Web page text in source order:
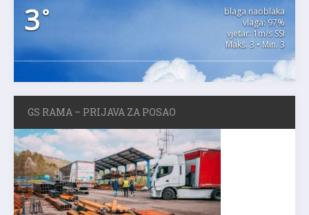
3°
blaga naoblaka
vlaga: 97%
vjetar: 1m/s SSI
Maks. 3 • Min. 3
GS RAMA – PRIJAVA ZA POSAO